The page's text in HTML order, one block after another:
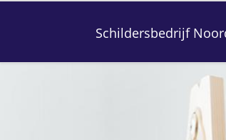
Schildersbedrijf